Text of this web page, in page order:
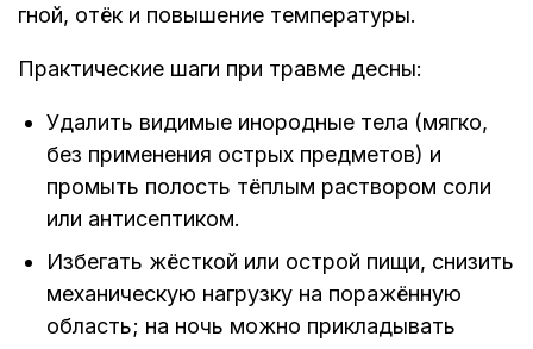
гной, отёк и повышение температуры.
Практические шаги при травме десны:
Удалить видимые инородные тела (мягко,
без применения острых предметов) и
промыть полость тёплым раствором соли
или антисептиком.
Избегать жёсткой или острой пищи, снизить
механическую нагрузку на поражённую
область; на ночь можно прикладывать